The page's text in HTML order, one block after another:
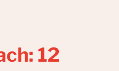
12